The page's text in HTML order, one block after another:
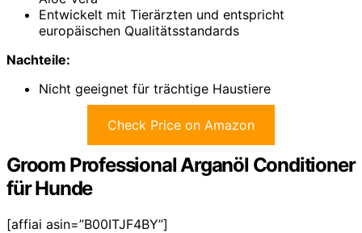
Entwickelt mit Tierärzten und entspricht
europäischen Qualitätsstandards
Nachteile:
Nicht geeignet für trächtige Haustiere
Check Price on Amazon
Groom Professional Arganöl Conditioner
für Hunde
[affiai asin=”B00ITJF4BY”]